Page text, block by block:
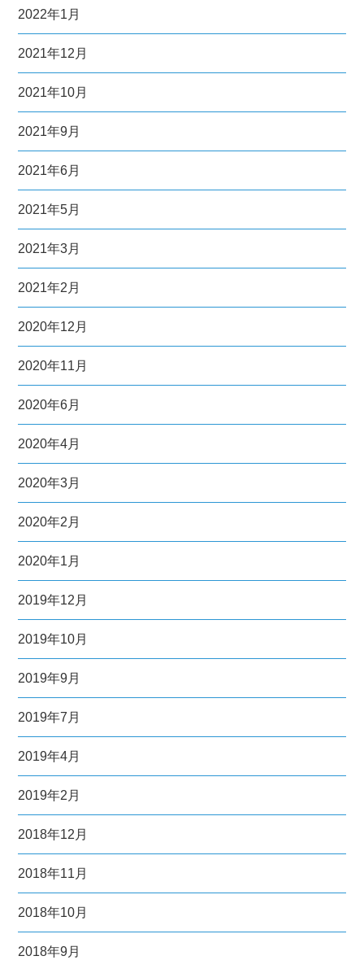
2022年1月
2021年12月
2021年10月
2021年9月
2021年6月
2021年5月
2021年3月
2021年2月
2020年12月
2020年11月
2020年6月
2020年4月
2020年3月
2020年2月
2020年1月
2019年12月
2019年10月
2019年9月
2019年7月
2019年4月
2019年2月
2018年12月
2018年11月
2018年10月
2018年9月